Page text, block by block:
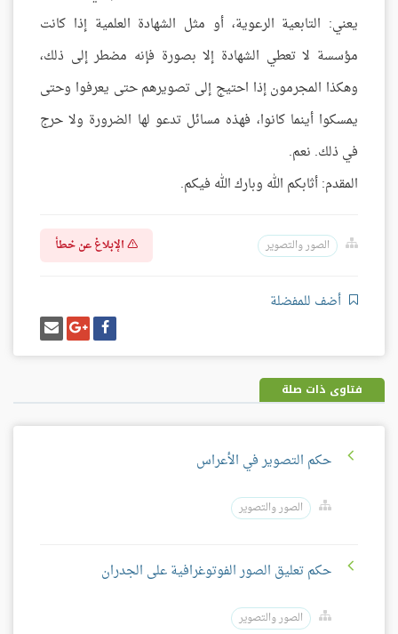
يعني: التابعية الرعوية، أو مثل الشهادة العلمية إذا كانت
مؤسسة لا تعطي الشهادة إلا بصورة فإنه مضطر إلى ذلك،
وهكذا المجرمون إذا احتيج إلى تصويرهم حتى يعرفوا وحتى
يمسكوا أينما كانوا، فهذه مسائل تدعو لها الضرورة ولا حرج
في ذلك. نعم.
المقدم: أثابكم الله وبارك الله فيكم.
الصور والتصوير الإبلاغ عن خطأ
أضف للمفضلة
شارك
على
فيسبوك
شارك
على
غوغل
بلس
إرسل
إيميل
فتاوى ذات صلة
حكم التصوير في الأعراس
الصور والتصوير
حكم تعليق الصور الفوتوغرافية على الجدران
الصور والتصوير